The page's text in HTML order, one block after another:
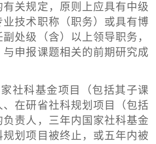
有关规定，原则上应具有中级
业技术职称（职务）或具有博
处级（含）以上领导职务，
与申报课题相关的前期研究成
社科基金项目（包括其子课
、在研省社科规划项目（包括
负责人，三年内国家社科基金
划项目被终止，或五年内被